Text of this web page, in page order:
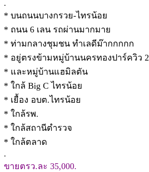
.
* บนถนนบางกรวย-ไทรน้อย
* ถนน 6 เลน รถผ่านมากมาย
* ท่ามกลางชุมชน ทำเลดีม๊ากกกกก
* อยู่ตรงข้ามหมู่บ้านนครทองปาร์ควิว 2
* และหมู่บ้านแฮมิลตัน
* ใกล้ Big C ไทรน้อย
* เยื้อง อบต.ไทรน้อย
* ใกล้รพ.
* ใกล้สถานีตำรวจ
* ใกล้ตลาด
.
ขายตรว.ละ 35,000.